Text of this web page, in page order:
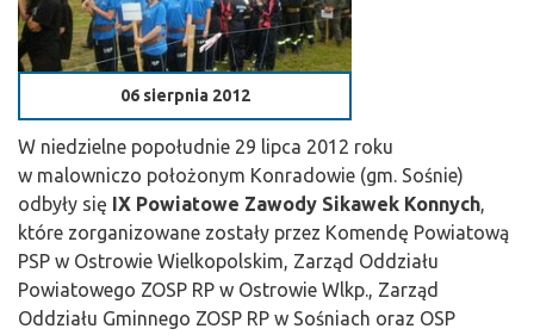
06 sierpnia 2012
W niedzielne popołudnie 29 lipca 2012 roku
w malowniczo położonym Konradowie (gm. Sośnie)
odbyły się IX Powiatowe Zawody Sikawek Konnych,
które zorganizowane zostały przez Komendę Powiatową
PSP w Ostrowie Wielkopolskim, Zarząd Oddziału
Powiatowego ZOSP RP w Ostrowie Wlkp., Zarząd
Oddziału Gminnego ZOSP RP w Sośniach oraz OSP